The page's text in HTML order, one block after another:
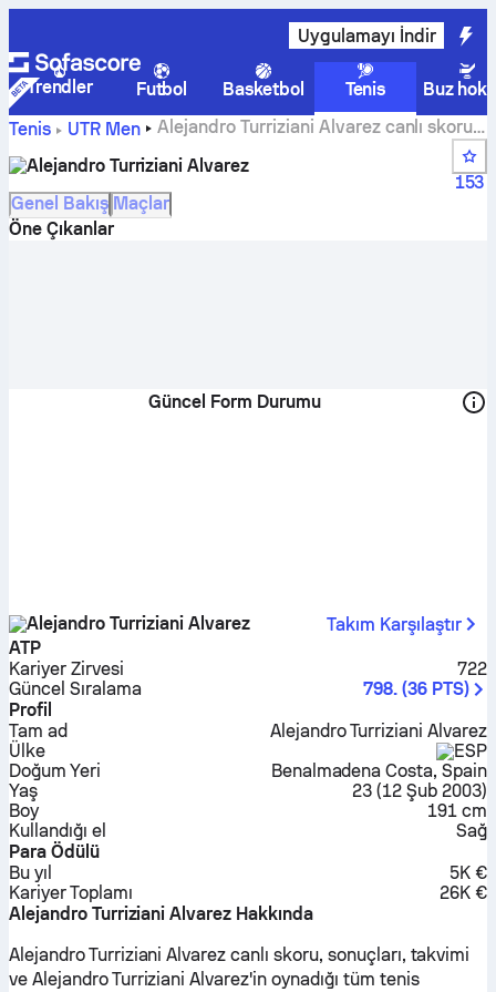
Uygulamayı İndir
Trendler Futbol Basketbol Tenis
Buz
Tenis
UTR Men
Alejandro Turriziani Alvarez canlı skoru,
Alejandro Turriziani Alvarez
153
Genel Bakış Maçlar
Öne Çıkanlar
Güncel Form Durumu
Alejandro Turriziani Alvarez
Takım Karşılaştır
ATP
Kariyer Zirvesi
722
Güncel Sıralama
798. (36 PTS)
Profil
Tam ad
Alejandro Turriziani Alvarez
Ülke
ESP
Doğum Yeri
Benalmadena Costa, Spain
Yaş
23 (12 Şub 2003)
Boy
191 cm
Kullandığı el
Sağ
Para Ödülü
Bu yıl
5K €
Kariyer Toplamı
26K €
Alejandro Turriziani Alvarez Hakkında
Alejandro Turriziani Alvarez canlı skoru, sonuçları, takvimi
ve Alejandro Turriziani Alvarez'in oynadığı tüm tenis